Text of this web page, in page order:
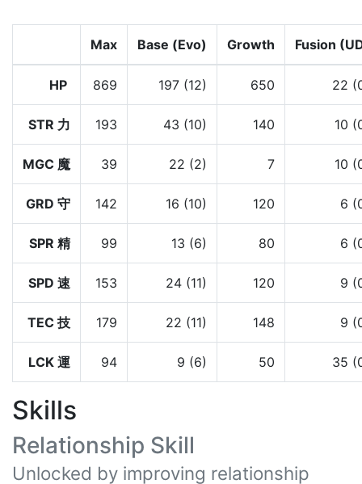
Max Base (Evo) Growth Fusion
HP 869 197 (12) 650 22
STR 力 193 43 (10) 140 10
MGC 魔 39 22 (2) 7 10
GRD 守 142 16 (10) 120 6
SPR 精 99 13 (6) 80 6
SPD 速 153 24 (11) 120 9
TEC 技 179 22 (11) 148 9
LCK 運 94 9 (6) 50 35
Skills
Relationship Skill
Unlocked by improving relationship